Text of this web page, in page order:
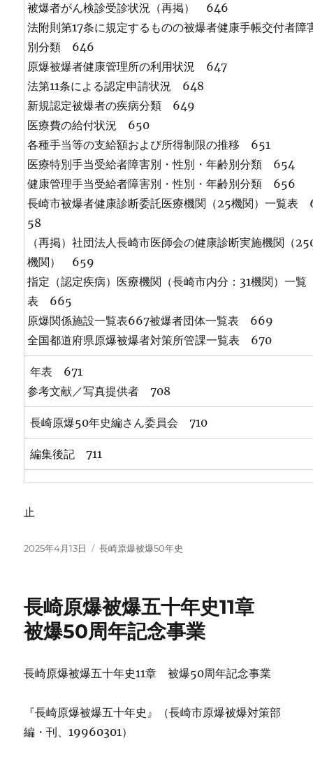
被爆者がん検診受診状況（再掲） 646
法附則第17条に規定するものの被爆者健康手帳交付者障
別分類 646
原爆被爆者健康管理所の利用状況 647
法第11条による認定申請状況 648
新規認定被爆者の疾病分類 649
医療費の給付状況 650
各種手当等の支給額および所得制限の推移 651
医療特別手当受給者障害別・性別・年齢別分類 654
健康管理手当受給者障害別・性別・年齢別分類 656
長崎市被爆者健康診断委託医療機関（25機関）一覧表
58
（再掲）社団法人長崎市医師会の健康診断実施機関（
機関） 659
指定（認定疾病）医療機関（長崎市内分：31機関）一覧
表 665
原爆関係施設一覧表667被爆者団体一覧表 669
全国都道府県原爆被爆者対策所管課一覧表 670
年表 671
参考文献／写真提供者 708
長崎原爆50年史編さん委員会 710
編集後記 711
止
投
2025年4月13日
カ
ー
長崎原爆被爆50年史
長崎原爆被爆五十年史11章
被爆50周年記念事業
長崎原爆被爆五十年史11章 被爆50周年記念事業
『長崎原爆被爆五十年史』（長崎市原爆被爆対策部
編・刊、19960301）